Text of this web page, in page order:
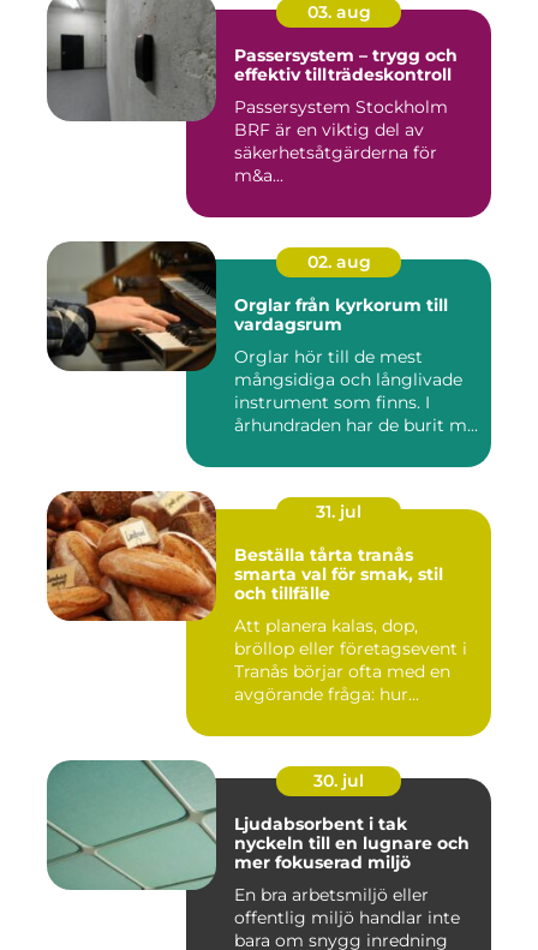
03. aug
Passersystem – trygg och
effektiv tillträdeskontroll
Passersystem Stockholm
BRF är en viktig del av
säkerhetsåtgärderna för
m&a...
02. aug
Orglar från kyrkorum till
vardagsrum
Orglar hör till de mest
mångsidiga och långlivade
instrument som finns. I
århundraden har de burit m...
31. jul
Beställa tårta tranås
smarta val för smak, stil
och tillfälle
Att planera kalas, dop,
bröllop eller företagsevent i
Tranås börjar ofta med en
avgörande fråga: hur...
30. jul
Ljudabsorbent i tak
nyckeln till en lugnare och
mer fokuserad miljö
En bra arbetsmiljö eller
offentlig miljö handlar inte
bara om snygg inredning